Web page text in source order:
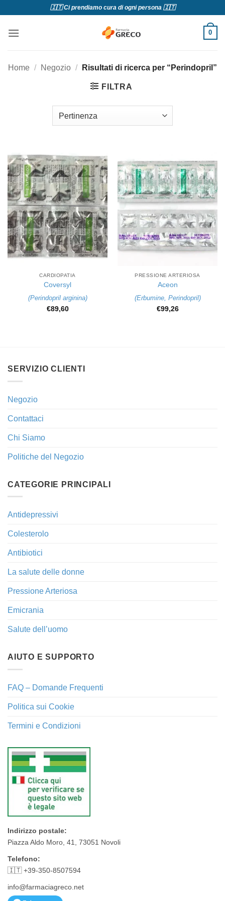
contenuti
🇮🇹 Ci prendiamo cura di ogni persona 🇮🇹
0
Home / Negozio / Risultati di ricerca per “Perindopril”
FILTRA
CARDIOPATIA
Coversyl
(Perindopril arginina)
€89,60
PRESSIONE ARTERIOSA
Aceon
(Erbumine, Perindopril)
€99,26
SERVIZIO CLIENTI
Negozio
Contattaci
Chi Siamo
Politiche del Negozio
CATEGORIE PRINCIPALI
Antidepressivi
Colesterolo
Antibiotici
La salute delle donne
Pressione Arteriosa
Emicrania
Salute dell’uomo
AIUTO E SUPPORTO
FAQ – Domande Frequenti
Politica sui Cookie
Termini e Condizioni
Indirizzo postale:
Piazza Aldo Moro, 41, 73051 Novoli
Telefono:
🇮🇹 +39-350-8507594
info@farmaciagreco.net